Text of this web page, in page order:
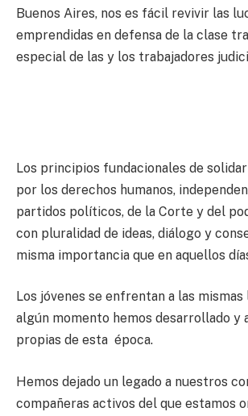
Buenos Aires, nos es fácil revivir las
emprendidas en defensa de la clase
especial de las y los trabajadores
Los principios fundacionales de
por los derechos humanos,
partidos políticos, de la Corte y del
con pluralidad de ideas, diálogo y
misma importancia que en aquellos
Los jóvenes se enfrentan a las mismas
algún momento hemos desarrollado y
propias de esta época.
Hemos dejado un legado a nuestros
compañeras activos del que estamos